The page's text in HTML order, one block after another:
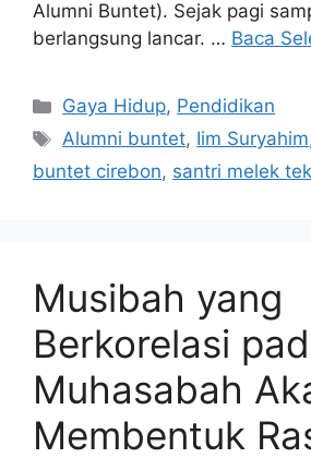
Alumni Buntet). Sejak pagi
berlangsung lancar. … Baca
Kategori
Gaya Hidup, Pendidikan
Tag
Alumni buntet, Iim Suryahim
buntet cirebon, santri melek
Musibah yang
Berkorelasi
Muhasabah
Membentuk